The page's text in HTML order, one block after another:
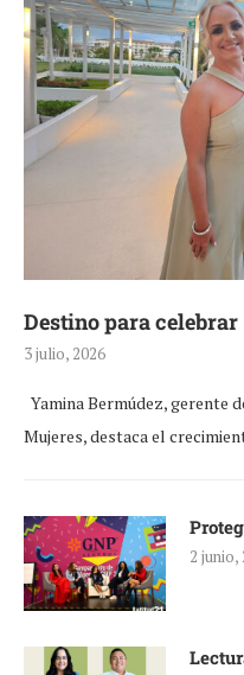
Destino para celebrar
3 julio, 2026
Yamina Bermúdez, gerente
Mujeres, destaca el
2 junio,